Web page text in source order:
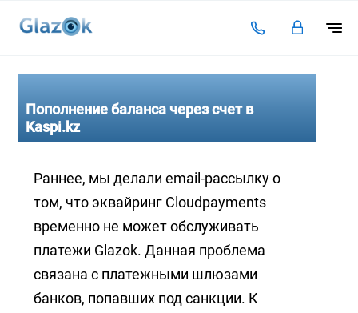
Подключение
Тарифы
Видеоаналитика
Решения для бизнеса
Оплата
Инструкции
Статьи
Пополнение баланса через счет в
Kaspi.kz
Раннее, мы делали email-рассылку о
том, что эквайринг Cloudpayments
временно не может обслуживать
платежи Glazok. Данная проблема
связана с платежными шлюзами
банков, попавших под санкции. К